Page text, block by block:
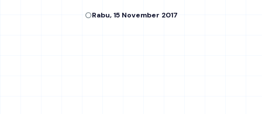
Rabu, 15 November 2017